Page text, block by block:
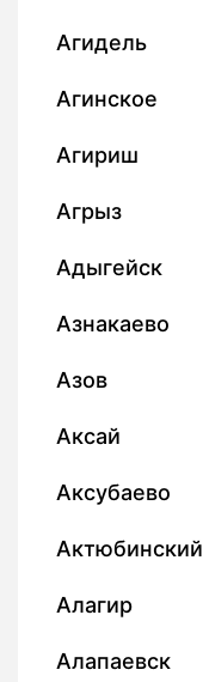
Агидель
Агинское
Агириш
Агрыз
Адыгейск
Азнакаево
Азов
Аксай
Аксубаево
Актюбинский
Алагир
Алапаевск